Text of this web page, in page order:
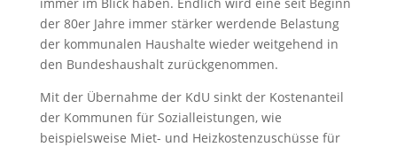
der 80er Jahre immer stärker werdende Belastung
der kommunalen Haushalte wieder weitgehend in
den Bundeshaushalt zurückgenommen.
Mit der Übernahme der KdU sinkt der Kostenanteil
der Kommunen für Sozialleistungen, wie
beispielsweise Miet- und Heizkostenzuschüsse für